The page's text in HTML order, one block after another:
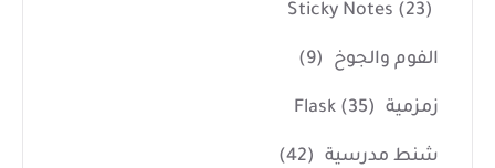
Sticky Notes (23)
الفوم والجوخ (9)
زمزمية Flask (35)
شنط مدرسية (42)